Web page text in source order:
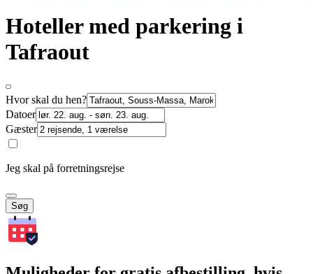
Hoteller med parkering i
Tafraout
Hvor skal du hen?
Datoer
Gæster
Jeg skal på forretningsrejse
Søg